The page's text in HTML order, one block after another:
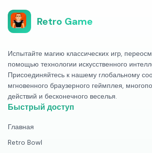
Retro Game
Испытайте магию классических игр,
помощью технологии искусственного
Присоединяйтесь к нашему глобальному
мгновенного браузерного геймплея,
действий и бесконечного веселья.
Быстрый доступ
Главная
Retro Bowl